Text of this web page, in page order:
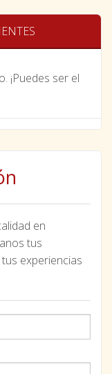
¡Puedes ser el
en
tus
experiencias